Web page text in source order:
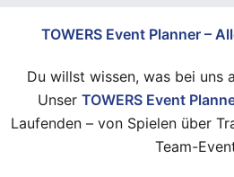
TOWERS Event Planner –
Du willst wissen, was bei uns
Unser TOWERS Event
Laufenden – von Spielen über
Team-